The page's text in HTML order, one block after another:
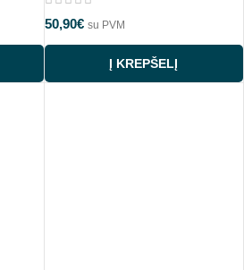
50,90€ su PVM
Į KREPŠELĮ